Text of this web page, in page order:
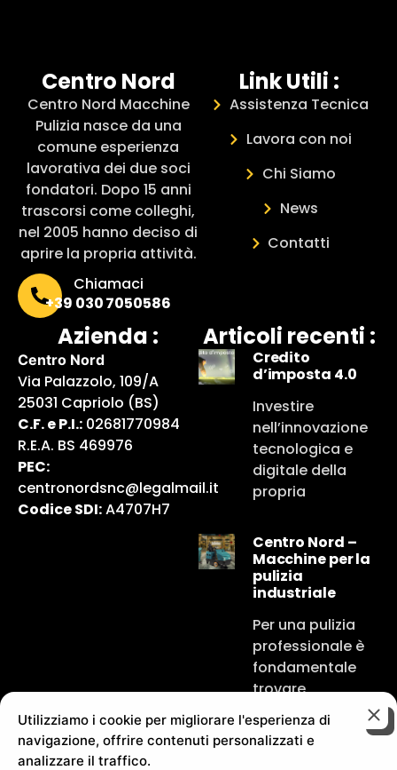
Utilizziamo i cookie per migliorare l'esperienza di
navigazione, offrire contenuti personalizzati e
analizzare il traffico.
Centro Nord
Centro Nord Macchine
Pulizia nasce da una
comune esperienza
lavorativa dei due soci
fondatori. Dopo 15 anni
trascorsi come colleghi,
nel 2005 hanno deciso di
aprire la propria attività.
Chiamaci
+39 030 7050586
Link Utili :
Assistenza Tecnica
Lavora con noi
Chi Siamo
News
Contatti
Azienda :
Centro Nord
Via Palazzolo, 109/A
25031 Capriolo (BS)
C.F. e P.I.: 02681770984
R.E.A. BS 469976
PEC:
centronordsnc@legalmail.it
Codice SDI:A4707H7
Articoli recenti :
Credito
d’imposta 4.0
Investire
nell’innovazione
tecnologica e
digitale della
propria
Centro Nord –
Macchine per la
pulizia
industriale
Per una pulizia
professionale è
fondamentale
trovare